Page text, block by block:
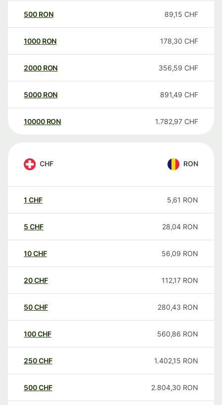
500 RON 89,15 CHF
1000 RON 178,30 CHF
2000 RON 356,59 CHF
5000 RON 891,49 CHF
10000 RON 1.782,97 CHF
CHF RON
1 CHF 5,61 RON
5 CHF 28,04 RON
10CHF 56,09 RON
20CHF 112,17 RON
50CHF 280,43 RON
100CHF 560,86 RON
250CHF 1.402,15 RON
500CHF 2.804,30 RON